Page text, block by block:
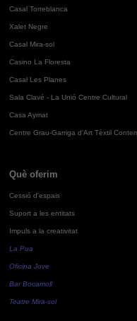
Casal Torreblanca
Xalet Negre
Casal Mira-sol
Casino La Floresta
Casal Les Planes
Sala Clavé - La Unió Centre Cultural
Casa Aymat
Centre Grau-Garriga d'Art Tèxtil
Què oferim
Cessió d'espais
Suport a les entitats
Impuls a la creativitat
La Pua
Oficina Jove
Bar Bocamoll
Teatre Mira-sol